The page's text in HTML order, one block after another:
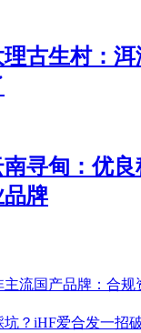
古生村：
寻甸：优
牌
主流国产品牌：合
？iHF爱合发一招